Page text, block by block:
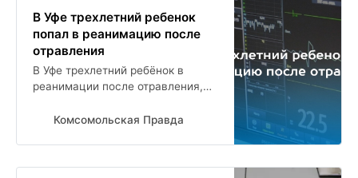
В Уфе трехлетний ребенок
попал в реанимацию после
отравления
В Уфе трехлетний ребёнок в
реанимации после отравления,
педиатрии
Комсомольская Правда